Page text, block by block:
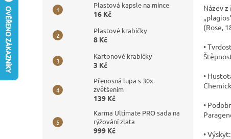
Plastová kapsle na mince
16 Kč
Plastové krabičky
8 Kč
Kartonové krabičky
3 Kč
Přenosná lupa s 30x
zvětšením
139 Kč
Karma Ultimate PRO sada na
rýžování zlata
999 Kč
Název
(Rose,
•
•
•
•